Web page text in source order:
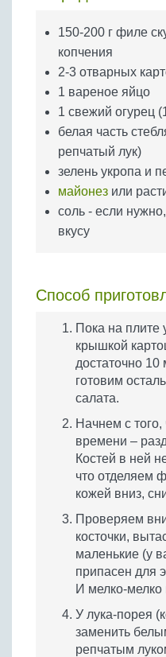
Яйца
Крупы
150-200 г филе
копчения
2-3 отварных
1 вареное яйцо
1 свежий огурец
белая часть
репчатый лук)
зелень укропа и
майонез или
соль - если
вкусу
Способ
Пока на плите
крышкой
достаточно
готовим
салата.
Начнем с
времени –
Костей в ней
что отделяем
кожей вниз,
Проверяем
косточки,
маленькие (у
припасен для
И мелко-мелко
У лука-порея
заменить
репчатым